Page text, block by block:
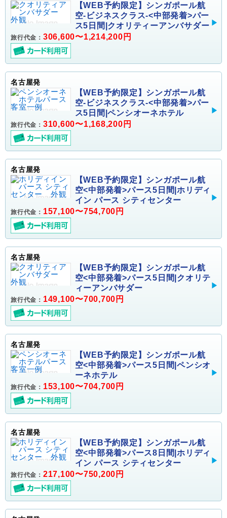
【WEB予約限定】シンガポール航
空-ビジネスクラス-<中部発着>パー
ス5日間|クオリティーアンバサダー
旅行代金： 306,600〜1,214,200円
名古屋発
【WEB予約限定】シンガポール航
空-ビジネスクラス-<中部発着>パー
ス5日間|ペンシオーネホテル
旅行代金： 310,600〜1,168,200円
名古屋発
【WEB予約限定】シンガポール航
空<中部発着>パース5日間|ホリディ
イン パース シティセンター
旅行代金： 157,100〜754,700円
名古屋発
【WEB予約限定】シンガポール航
空<中部発着>パース5日間|クオリテ
ィーアンバサダー
旅行代金： 149,100〜700,700円
名古屋発
【WEB予約限定】シンガポール航
空<中部発着>パース5日間|ペンシオ
ーネホテル
旅行代金： 153,100〜704,700円
名古屋発
【WEB予約限定】シンガポール航
空<中部発着>パース8日間|ホリディ
イン パース シティセンター
旅行代金： 217,100〜750,200円